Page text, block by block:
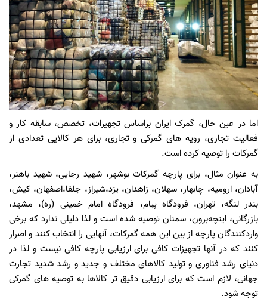
اما در عین حال، گمرک ایران براساس تجهیزات، تخصص، سابقه کار و
فعالیت تجاری، رویه های گمرکی و تجاری، برای هر کالایی تعدادی از
گمرکات را توصیه کرده است.
به عنوان مثال، برای پارچه گمرکات بوشهر، شهید رجایی، شهید باهنر،
آبادان، ارومیه، چابهار، سهلان، زاهدان، یزد،شیراز، جلفا،اصفهان، کیش،
بندر لنگه، تهران، فرودگاه پیام، فرودگاه امام خمینی (ره)، مشهد،
بازرگانی، اینچه‌برون، سمنان توصیه شده است و لذا دلیلی ندارد که برخی
واردکنندگان پارچه از بین این همه گمرکات، آنهایی را انتخاب کنند و اصرار
کنند که در آنها تجهیزات کافی برای ارزیابی پارچه کافی نیست و لذا در
دنیای رشد فناوری و تولید کالاهای مختلف و جدید و رشد شدید تجارت
جهانی، لازم است که برای ارزیابی دقیق تر کالاها به توصیه های گمرکی
توجه شود.